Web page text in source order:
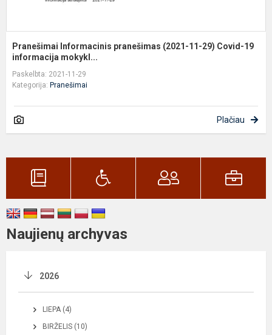
Pranešimai Informacinis pranešimas (2021-11-29) Covid-19
informacija mokykl...
Paskelbta: 2021-11-29
Kategorija: Pranešimai
Plačiau
Naujienų archyvas
2026
LIEPA (4)
BIRŽELIS (10)